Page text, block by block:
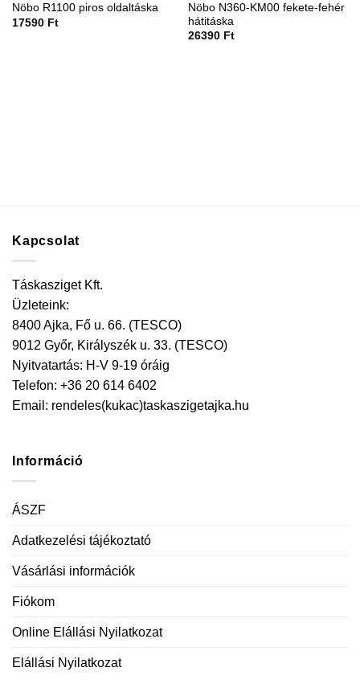
Nöbo R1100 piros oldaltáska
17590 Ft
Nöbo N360-KM00 fekete-fehér
hátitáska
26390 Ft
Kapcsolat
Táskasziget Kft.
Üzleteink:
8400 Ajka, Fő u. 66. (TESCO)
9012 Győr, Királyszék u. 33. (TESCO)
Nyitvatartás: H-V 9-19 óráig
Telefon: +36 20 614 6402
Email: rendeles(kukac)taskaszigetajka.hu
Információ
ÁSZF
Adatkezelési tájékoztató
Vásárlási információk
Fiókom
Online Elállási Nyilatkozat
Elállási Nyilatkozat